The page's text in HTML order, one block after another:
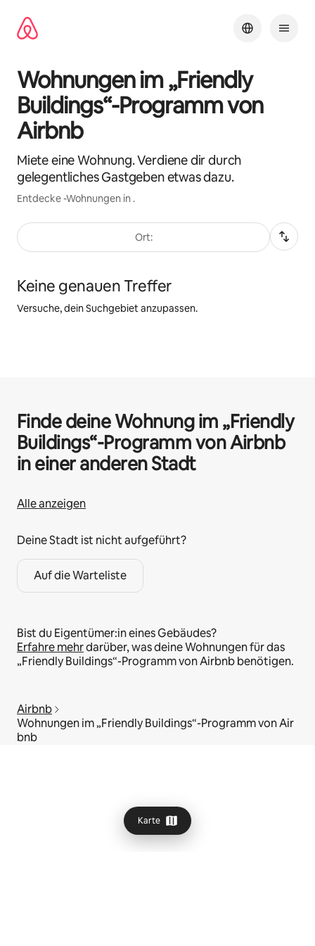
Inhalten
springen
Wohnungen im „Friendly
Buildings“-Programm von
Airbnb
Miete eine Wohnung. Verdiene dir durch
gelegentliches Gastgeben etwas dazu.
Entdecke -Wohnungen in .
Ort:
Keine genauen Treffer
Versuche, dein Suchgebiet anzupassen.
Karte
Finde deine Wohnung im „Friendly
Buildings“-Programm von Airbnb
in einer anderen Stadt
Alle anzeigen
Deine Stadt ist nicht aufgeführt?
Auf die Warteliste
Bist du Eigentümer:in eines Gebäudes?
Erfahre mehrdarüber, was deine Wohnungen für das
„Friendly Buildings“-Programm von Airbnb benötigen.
Airbnb
Wohnungen im „Friendly Buildings“-Programm von Air
bnb